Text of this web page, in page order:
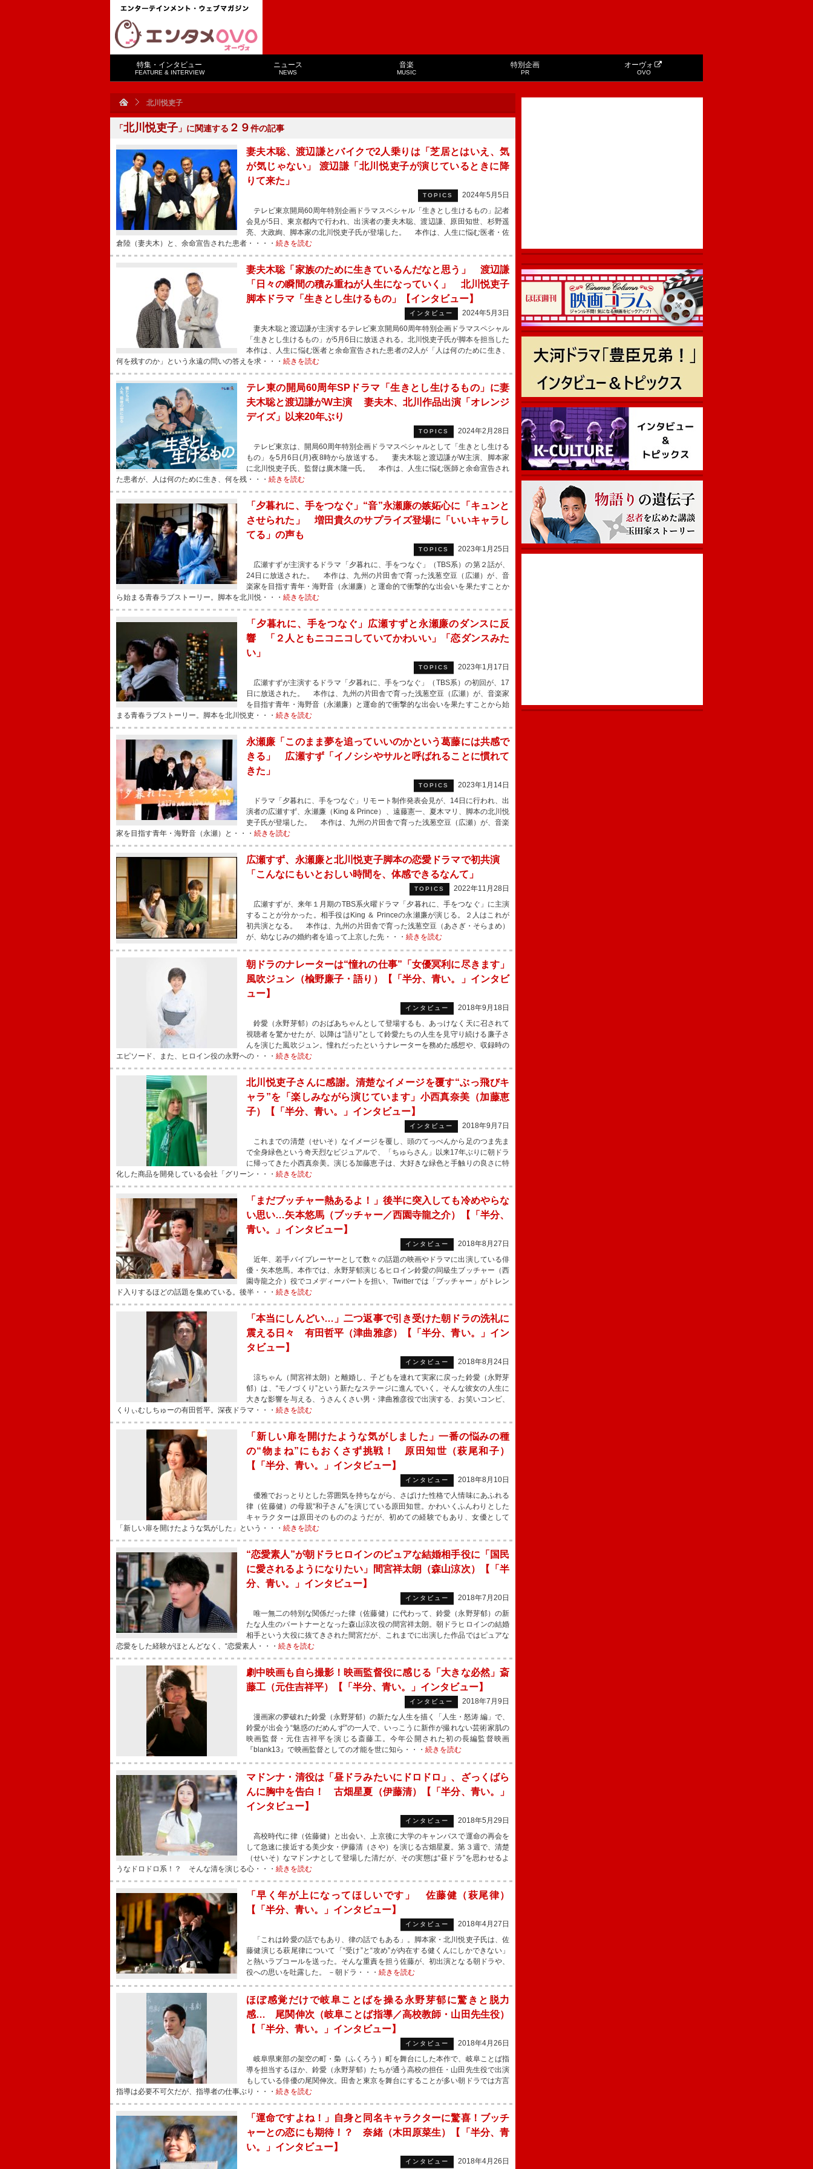
特集・インタビュー
FEATURE & INTERVIEW
ニュース
NEWS
音楽
MUSIC
特別企画
PR
オーヴォ
OVO
北川悦吏子
「北川悦吏子 」に関連する ２９件の記事
妻夫木聡、渡辺謙とバイクで2人乗りは「芝居とはいえ、気
が気じゃない」 渡辺謙「北川悦吏子が演じているときに降
りて来た」
TOPICS
2024年5月5日
テレビ東京開局60周年特別企画ドラマスペシャル「生きとし生けるもの」記者
会見が5日、東京都内で行われ、出演者の妻夫木聡、渡辺謙、原田知世、杉野遥
亮、大政絢、脚本家の北川悦吏子氏が登場した。 本作は、人生に悩む医者・佐
倉陸（妻夫木）と、余命宣告された患者・・・・ 続きを読む
妻夫木聡「家族のために生きているんだなと思う」 渡辺謙
「日々の瞬間の積み重ねが人生になっていく」 北川悦吏子
脚本ドラマ「生きとし生けるもの」【インタビュー】
インタビュー
2024年5月3日
妻夫木聡と渡辺謙が主演するテレビ東京開局60周年特別企画ドラマスペシャル
「生きとし生けるもの」が5月6日に放送される。北川悦吏子氏が脚本を担当した
本作は、人生に悩む医者と余命宣告された患者の2人が「人は何のために生き、
何を残すのか」という永遠の問いの答えを求・・・ 続きを読む
テレ東の開局60周年SPドラマ「生きとし生けるもの」に妻
夫木聡と渡辺謙がW主演 妻夫木、北川作品出演「オレンジ
デイズ」以来20年ぶり
TOPICS
2024年2月28日
テレビ東京は、開局60周年特別企画ドラマスペシャルとして「生きとし生ける
もの」を5月6日(月)夜8時から放送する。 妻夫木聡と渡辺謙がW主演、脚本家
に北川悦吏子氏、監督は廣木隆一氏。 本作は、人生に悩む医師と余命宣告され
た患者が、人は何のために生き、何を残・・・ 続きを読む
「夕暮れに、手をつなぐ」“音”永瀬廉の嫉妬心に「キュンと
させられた」 増田貴久のサプライズ登場に「いいキャラし
てる」の声も
TOPICS
2023年1月25日
広瀬すずが主演するドラマ「夕暮れに、手をつなぐ」（TBS系）の第２話が、
24日に放送された。 本作は、九州の片田舎で育った浅葱空豆（広瀬）が、音
楽家を目指す青年・海野音（永瀬廉）と運命的で衝撃的な出会いを果たすことか
ら始まる青春ラブストーリー。脚本を北川悦・・・ 続きを読む
「夕暮れに、手をつなぐ」広瀬すずと永瀬廉のダンスに反
響 「２人ともニコニコしていてかわいい」「恋ダンスみた
い」
TOPICS
2023年1月17日
広瀬すずが主演するドラマ「夕暮れに、手をつなぐ」（TBS系）の初回が、17
日に放送された。 本作は、九州の片田舎で育った浅葱空豆（広瀬）が、音楽家
を目指す青年・海野音（永瀬廉）と運命的で衝撃的な出会いを果たすことから始
まる青春ラブストーリー。脚本を北川悦吏・・・ 続きを読む
永瀬廉「このまま夢を追っていいのかという葛藤には共感で
きる」 広瀬すず「イノシシやサルと呼ばれることに慣れて
きた」
TOPICS
2023年1月14日
ドラマ「夕暮れに、手をつなぐ」リモート制作発表会見が、14日に行われ、出
演者の広瀬すず、永瀬廉（King & Prince）、遠藤憲一、夏木マリ、脚本の北川悦
吏子氏が登場した。 本作は、九州の片田舎で育った浅葱空豆（広瀬）が、音楽
家を目指す青年・海野音（永瀬）と・・・ 続きを読む
広瀬すず、永瀬廉と北川悦吏子脚本の恋愛ドラマで初共演
「こんなにもいとおしい時間を、体感できるなんて」
TOPICS
2022年11月28日
広瀬すずが、来年１月期のTBS系火曜ドラマ「夕暮れに、手をつなぐ」に主演
することが分かった。相手役はKing ＆ Princeの永瀬廉が演じる。２人はこれが
初共演となる。 本作は、九州の片田舎で育った浅葱空豆（あさぎ・そらまめ）
が、幼なじみの婚約者を追って上京した先・・・ 続きを読む
朝ドラのナレーターは“憧れの仕事”「女優冥利に尽きます」
風吹ジュン（楡野廉子・語り）【「半分、青い。」インタビ
ュー】
インタビュー
2018年9月18日
鈴愛（永野芽郁）のおばあちゃんとして登場するも、あっけなく天に召されて
視聴者を驚かせたが、以降は“語り”として鈴愛たちの人生を見守り続ける廉子さ
んを演じた風吹ジュン。憧れだったというナレーターを務めた感想や、収録時の
エピソード、また、ヒロイン役の永野への・・・ 続きを読む
北川悦吏子さんに感謝。清楚なイメージを覆す“ぶっ飛びキ
ャラ”を「楽しみながら演じています」小西真奈美（加藤恵
子）【「半分、青い。」インタビュー】
インタビュー
2018年9月7日
これまでの清楚（せいそ）なイメージを覆し、頭のてっぺんから足のつま先ま
で全身緑色という奇天烈なビジュアルで、「ちゅらさん」以来17年ぶりに朝ドラ
に帰ってきた小西真奈美。演じる加藤恵子は、大好きな緑色と手触りの良さに特
化した商品を開発している会社「グリーン・・・ 続きを読む
「まだブッチャー熱あるよ！」後半に突入しても冷めやらな
い思い…矢本悠馬（ブッチャー／西園寺龍之介）【「半分、
青い。」インタビュー】
インタビュー
2018年8月27日
近年、若手バイプレーヤーとして数々の話題の映画やドラマに出演している俳
優・矢本悠馬。本作では、永野芽郁演じるヒロイン鈴愛の同級生ブッチャー（西
園寺龍之介）役でコメディーパートを担い、Twitterでは「ブッチャー」がトレン
ド入りするほどの話題を集めている。後半・・・ 続きを読む
「本当にしんどい…」二つ返事で引き受けた朝ドラの洗礼に
震える日々 有田哲平（津曲雅彦）【「半分、青い。」イン
タビュー】
インタビュー
2018年8月24日
涼ちゃん（間宮祥太朗）と離婚し、子どもを連れて実家に戻った鈴愛（永野芽
郁）は、“モノづくり”という新たなステージに進んでいく。そんな彼女の人生に
大きな影響を与える、うさんくさい男・津曲雅彦役で出演する、お笑いコンビ、
くりぃむしちゅーの有田哲平。深夜ドラマ・・・ 続きを読む
「新しい扉を開けたような気がしました」一番の悩みの種
の“物まね”にもおくさず挑戦！ 原田知世（萩尾和子）
【「半分、青い。」インタビュー】
インタビュー
2018年8月10日
優雅でおっとりとした雰囲気を持ちながら、さばけた性格で人情味にあふれる
律（佐藤健）の母親“和子さん”を演じている原田知世。かわいくふんわりとした
キャラクターは原田そのもののようだが、初めての経験でもあり、女優として
「新しい扉を開けたような気がした」という・・・ 続きを読む
“恋愛素人”が朝ドラヒロインのピュアな結婚相手役に「国民
に愛されるようになりたい」間宮祥太朗（森山涼次）【「半
分、青い。」インタビュー】
インタビュー
2018年7月20日
唯一無二の特別な関係だった律（佐藤健）に代わって、鈴愛（永野芽郁）の新
たな人生のパートナーとなった森山涼次役の間宮祥太朗。朝ドラヒロインの結婚
相手という大役に抜てきされた間宮だが、これまでに出演した作品ではピュアな
恋愛をした経験がほとんどなく、“恋愛素人・・・ 続きを読む
劇中映画も自ら撮影！映画監督役に感じる「大きな必然」斎
藤工（元住吉祥平）【「半分、青い。」インタビュー】
インタビュー
2018年7月9日
漫画家の夢破れた鈴愛（永野芽郁）の新たな人生を描く「人生・怒涛 編」で、
鈴愛が出会う“魅惑のだめんず”の一人で、いっこうに新作が撮れない芸術家肌の
映画監督・元住吉祥平を演じる斎藤工。今年公開された初の長編監督映画
『blank13』で映画監督としての才能を世に知ら・・・ 続きを読む
マドンナ・清役は「昼ドラみたいにドロドロ」、ざっくばら
んに胸中を告白！ 古畑星夏（伊藤清）【「半分、青い。」
インタビュー】
インタビュー
2018年5月29日
高校時代に律（佐藤健）と出会い、上京後に大学のキャンパスで運命の再会を
して急速に接近する美少女・伊藤清（さや）を演じる古畑星夏。第３週で、清楚
（せいそ）なマドンナとして登場した清だが、その実態は“昼ドラ”を思わせるよ
うなドロドロ系！？ そんな清を演じる心・・・ 続きを読む
「早く年が上になってほしいです」 佐藤健（萩尾律）
【「半分、青い。」インタビュー】
インタビュー
2018年4月27日
「これは鈴愛の話でもあり、律の話でもある」。脚本家・北川悦吏子氏は、佐
藤健演じる萩尾律について「“受け”と“攻め”が内在する健くんにしかできない」
と熱いラブコールを送った。そんな重責を担う佐藤が、初出演となる朝ドラや、
役への思いを吐露した。 －朝ドラ・・・ 続きを読む
ほぼ感覚だけで岐阜ことばを操る永野芽郁に驚きと脱力
感… 尾関伸次（岐阜ことば指導／高校教師・山田先生役）
【「半分、青い。」インタビュー】
インタビュー
2018年4月26日
岐阜県東部の架空の町・梟（ふくろう）町を舞台にした本作で、岐阜ことば指
導を担当するほか、鈴愛（永野芽郁）たちが通う高校の担任・山田先生役で出演
もしている俳優の尾関伸次。田舎と東京を舞台にすることが多い朝ドラでは方言
指導は必要不可欠だが、指導者の仕事ぶり・・・ 続きを読む
「運命ですよね！」自身と同名キャラクターに驚喜！ブッチ
ャーとの恋にも期待！？ 奈緒（木田原菜生）【「半分、青
い。」インタビュー】
インタビュー 2018年4月26日